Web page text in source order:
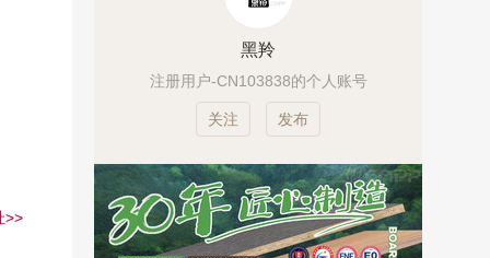
>>
黑羚
注册用户-CN103838的个人账号
发布